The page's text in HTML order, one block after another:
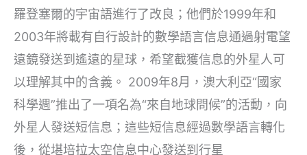
羅登塞爾的宇宙語進行了改良；他們於1999年和
2003年將載有自行設計的數學語言信息通過射電望
遠鏡發送到遙遠的星球，希望截獲信息的外星人可
以理解其中的含義。 2009年8月，澳大利亞“國家
科學週”推出了一項名為“來自地球問候”的活動，向
外星人發送短信息；這些短信息經過數學語言轉化
後，從堪培拉太空信息中心發送到行星